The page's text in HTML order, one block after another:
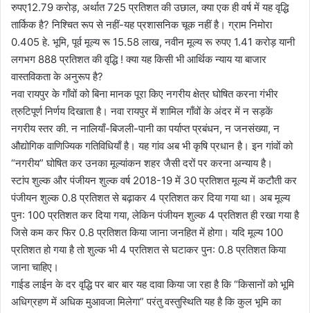
रुपए12.79 करोड़, अर्थात 725 प्रतिशत की उछाल, क्या एक ही वर्ष में यह वृद्धि
तार्किक है? निश्चित रूप से नहीं-यह प्रशासनिक चूक नहीं है। ग्राम निमोरा
0.405 हे. भूमि, पूर्व मूल्य रू 15.58 लाख, नवीन मूल्य रू रुपए 1.41 करोड़ यानी
लगभग 888 प्रतिशत की वृद्धि ! क्या यह किसी भी आर्थिक न्याय या बाजार
वास्तविकता के अनुरूप है?
नवा रायपुर के गाँवों को बिना मानक पूरा किए नगरीय क्षेत्र घोषित करना गंभीर
त्रुटिपूर्ण निर्णय दिखाता है। नवा रायपुर में शामिल गाँवों के अंदर में न सड़कें
नगरीय स्तर की. न नालियाँ-बिजली-पानी का पर्याप्त प्रबंधन, न जनसंख्या, न
औद्योगिक वाणिज्यिक गतिविधियाँ है। यह गांव अब भी कृषि प्रधान है। इन गांवों को
“नगरीय” घोषित कर उनका मूल्यांकन शहर जैसी दरों पर करना अन्याय है।
स्टांप शुल्क और पंजीयन शुल्क वर्ष 2018-19 में 30 प्रतिशत मूल्य में कटौती कर
पंजीयन शुल्क 0.8 प्रतिशत से बढ़ाकर 4 प्रतिशत कर दिया गया था। अब मूल्य
पुन: 100 प्रतिशत कर दिया गया, लेकिन पंजीयन शुल्क 4 प्रतिशत ही रखा गया है
जिसे कम कर फिर 0.8 प्रतिशत किया जाना जनहित में होगा। यदि मूल्य 100
प्रतिशत हो गया है तो शुल्क भी 4 प्रतिशत से घटाकर पुन: 0.8 प्रतिशत किया
जाना चाहिए।
गाईड लाईन के दर वृद्धि पर बार बार यह दावा किया जा रहा है कि “किसानों को भूमि
अधिग्रहण में अधिक मुआवजा मिलेगा” परंतु वस्तुस्थिति यह है कि कुल भूमि का